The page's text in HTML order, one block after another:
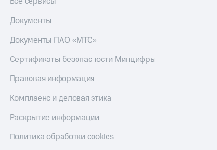
Документы
Документы ПАО «МТС»
Сертификаты безопасности Минцифры
Правовая информация
Комплаенс и деловая этика
Раскрытие информации
Политика обработки cookies